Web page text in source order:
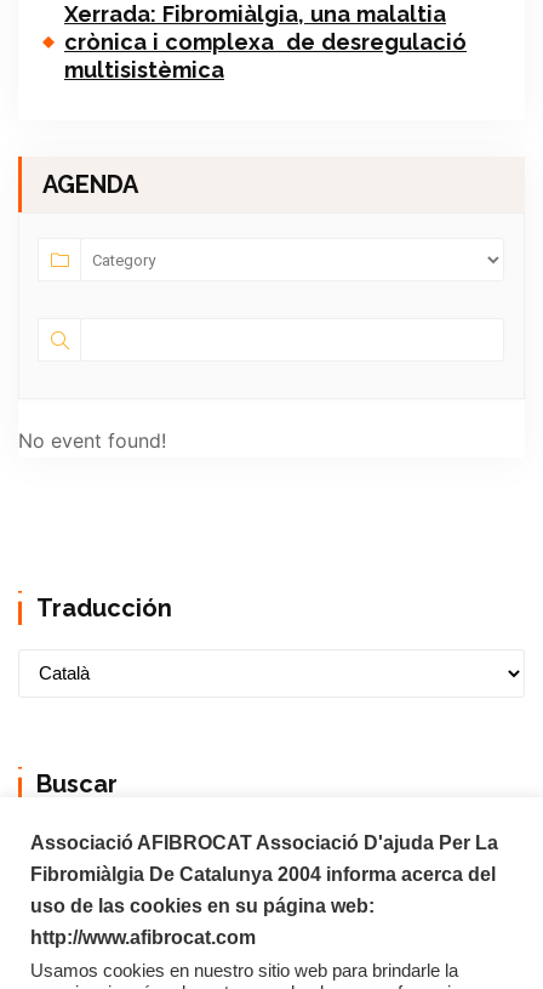
Xerrada: Fibromiàlgia, una malaltia
crònica i complexa de desregulació
multisistèmica
AGENDA
No event found!
Traducción
Buscar
Associació AFIBROCAT Associació D'ajuda Per La
Fibromiàlgia De Catalunya 2004 informa acerca del
uso de las cookies en su página web:
http://www.afibrocat.com
Usamos cookies en nuestro sitio web para brindarle la